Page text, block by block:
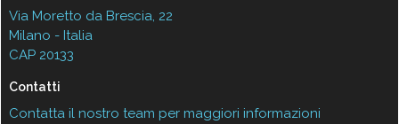
Via Moretto da Brescia, 22
Milano - Italia
CAP 20133
Contatti
Contatta il nostro team per maggiori informazioni